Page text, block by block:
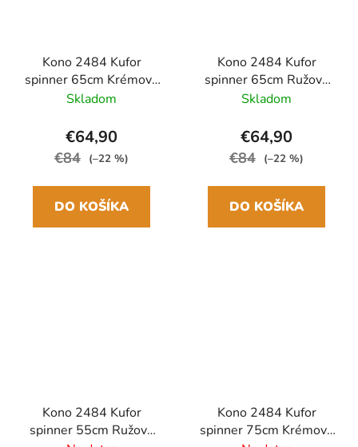
Kono 2484 Kufor
spinner 65cm Krémový
ABS/Polykarbonát
Skladom
€64,90
€84 (–22 %)
DO KOŠÍKA
Kono 2484 Kufor
spinner 65cm Ružový
ABS/Polykarbonát
Skladom
€64,90
€84 (–22 %)
DO KOŠÍKA
Kono 2484 Kufor
spinner 55cm Ružový
Kono 2484 Kufor
spinner 75cm Krémový